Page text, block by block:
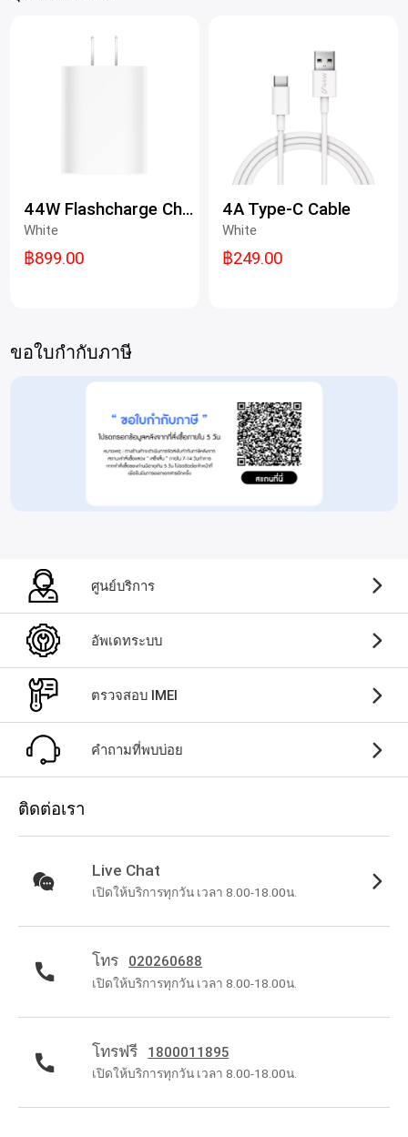
44W Flashcharge Charger
White
฿899.00
4A Type-C Cable
White
฿249.00
ขอใบกำกับภาษี
ศูนย์บริการ
อัพเดทระบบ
ตรวจสอบ IMEI
คำถามที่พบบ่อย
ติดต่อเรา
Live Chat
เปิดให้บริการทุกวัน เวลา 8.00-18.00น.
โทร 020260688
เปิดให้บริการทุกวัน เวลา 8.00-18.00น.
โทรฟรี 1800011895
เปิดให้บริการทุกวัน เวลา 8.00-18.00น.